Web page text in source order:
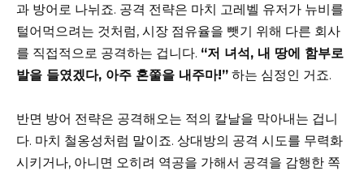
과 방어로 나뉘죠. 공격 전략은 마치 고레벨 유저가 뉴비를
털어먹으려는 것처럼, 시장 점유율을 뺏기 위해 다른 회사
를 직접적으로 공격하는 겁니다. “저 녀석, 내 땅에 함부로
발을 들였겠다, 아주 혼쭐을 내주마!” 하는 심정인 거죠.
반면 방어 전략은 공격해오는 적의 칼날을 막아내는 겁니
다. 마치 철옹성처럼 말이죠. 상대방의 공격 시도를 무력화
시키거나, 아니면 오히려 역공을 가해서 공격을 감행한 쪽